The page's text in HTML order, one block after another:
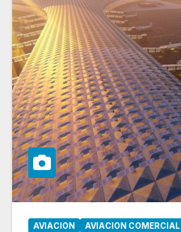
AVIACION AVIACION COMERCIAL